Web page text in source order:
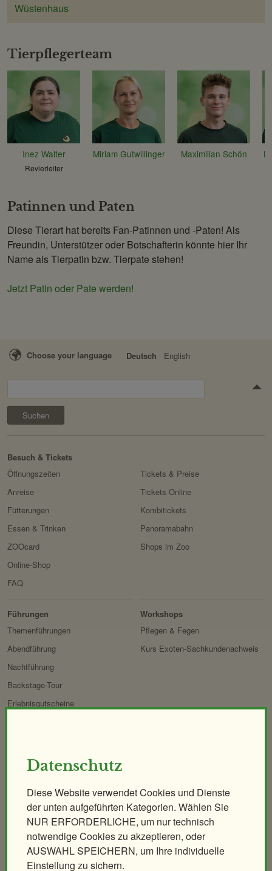
Wüstenhaus
Tierpflegerteam
Inez Walter
Revierleiter
Miriam Gutwillinger Maximilian Schön
Patinnen und Paten
Diese Tierart hat bereits Fan-Patinnen und -Paten! Als
Freundin, Unterstützer oder Botschafterin könnte hier Ihr
Name als Tierpatin bzw. Tierpate stehen!
Jetzt Patin oder Pate werden!
Datenschutz
Diese Website verwendet Cookies und Dienste
der unten aufgeführten Kategorien. Wählen Sie
NUR ERFORDERLICHE, um nur technisch
notwendige Cookies zu akzeptieren, oder
AUSWAHL SPEICHERN, um Ihre individuelle
Einstellung zu sichern.
Choose your language Deutsch English
Besuch & Tickets
Öffnungszeiten
Anreise
Fütterungen
Essen & Trinken
ZOOcard
Tickets & Preise
Tickets Online
Kombitickets
Panoramabahn
Shops im Zoo
Online-Shop
FAQ
Zoo
Führungen
Themenführungen
Abendführung
Nachtführung
Backstage-Tour
Erlebnisgutscheine
PANDAstisches Erlebnis
Demenzfreundlicher Rundgang
Workshops
Pflegen & Fegen
Kurs Exoten-Sachkundenachweis
Tiere & Kulinarik
Exklusives Morgenerlebnis
Polarnacht
Zoo für Kinder
Geburtstagspartys
&
Forschung